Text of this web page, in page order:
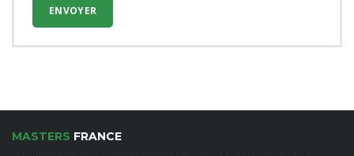
MASTERS FRANCE